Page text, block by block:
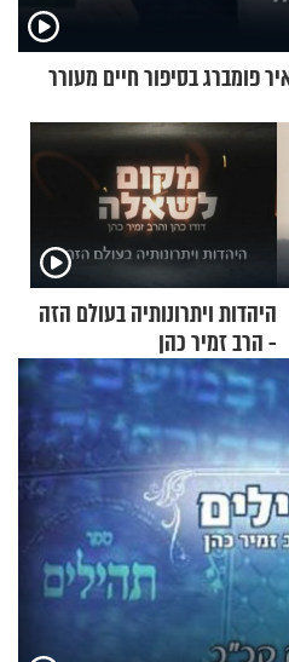
פומברג בסיפור חיים מעורר
היהדות ויתרונותיה בעולם הזה
- הרב זמיר כהן